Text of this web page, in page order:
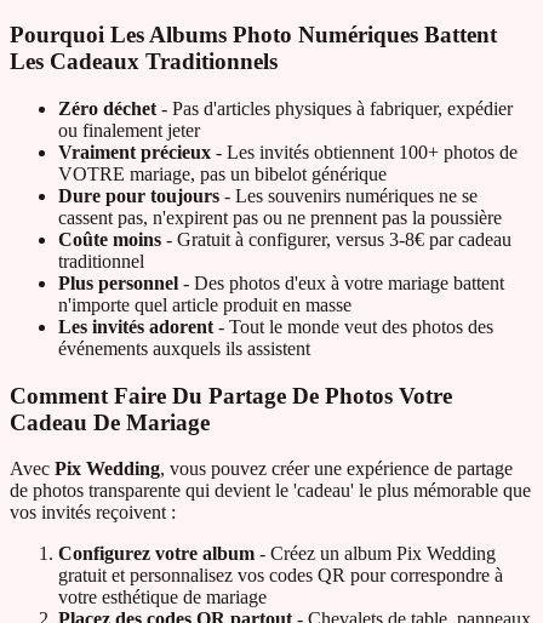
Pourquoi Les Albums Photo Numériques Battent
Les Cadeaux Traditionnels
Zéro déchet - Pas d'articles physiques à fabriquer, expédier
ou finalement jeter
Vraiment précieux - Les invités obtiennent 100+ photos de
VOTRE mariage, pas un bibelot générique
Dure pour toujours - Les souvenirs numériques ne se
cassent pas, n'expirent pas ou ne prennent pas la poussière
Coûte moins - Gratuit à configurer, versus 3-8€ par cadeau
traditionnel
Plus personnel - Des photos d'eux à votre mariage battent
n'importe quel article produit en masse
Les invités adorent - Tout le monde veut des photos des
événements auxquels ils assistent
Comment Faire Du Partage De Photos Votre
Cadeau De Mariage
Avec Pix Wedding, vous pouvez créer une expérience de partage
de photos transparente qui devient le 'cadeau' le plus mémorable que
vos invités reçoivent :
Configurez votre album - Créez un album Pix Wedding
gratuit et personnalisez vos codes QR pour correspondre à
votre esthétique de mariage